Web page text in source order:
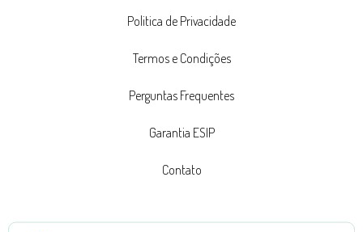
Politica de Privacidade
Termos e Condições
Perguntas Frequentes
Garantia ESIP
Contato